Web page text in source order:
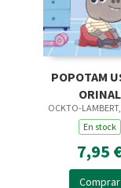
POPOTAM
ORINAL
OCKTO-
En stock
7,95
Comprar